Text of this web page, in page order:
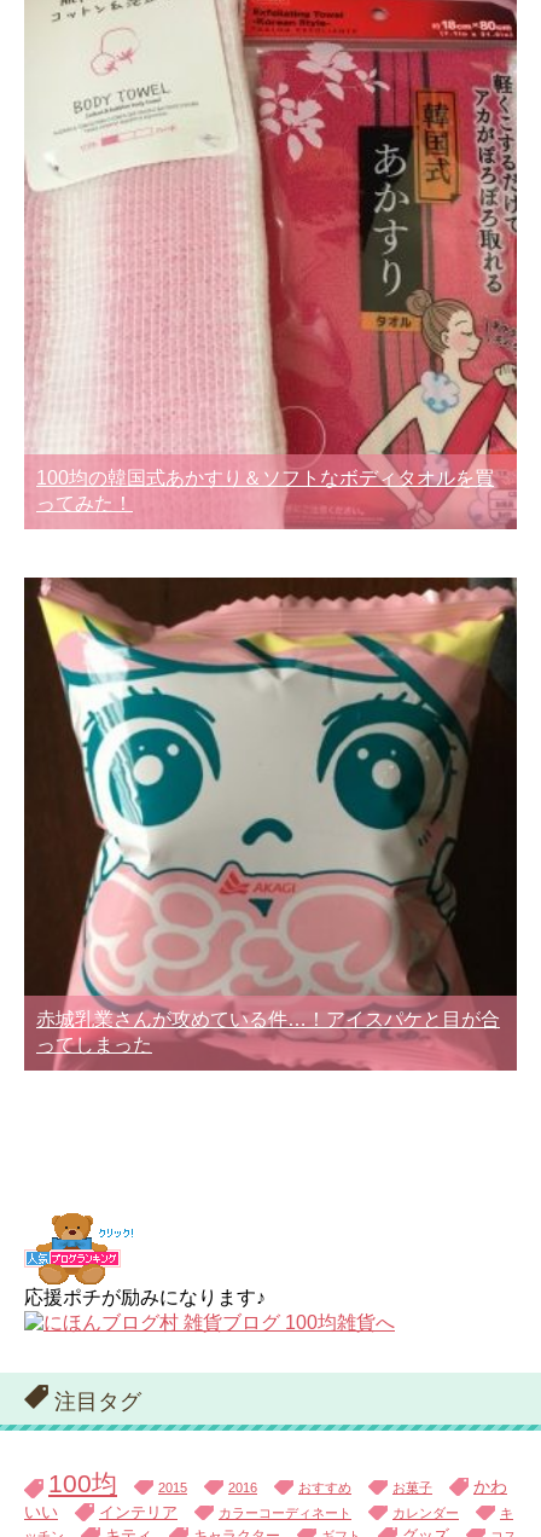
100均の韓国式あかすり＆ソフトなボディタオルを買
ってみた！
赤城乳業さんが攻めている件…！アイスパケと目が合
ってしまった
応援ポチが励みになります♪
注目タグ
100均 2015 2016 おすすめ お菓子
かわ
いい
インテリア カラーコーディネート カレンダー
キ